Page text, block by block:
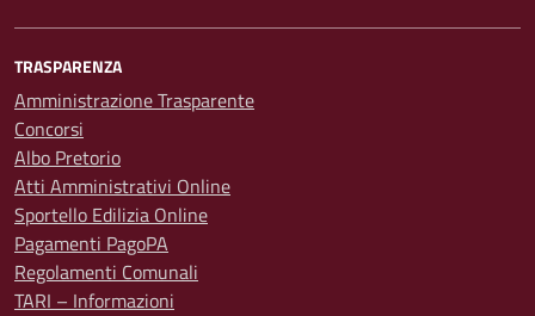
TRASPARENZA
Amministrazione Trasparente
Concorsi
Albo Pretorio
Atti Amministrativi Online
Sportello Edilizia Online
Pagamenti PagoPA
Regolamenti Comunali
TARI – Informazioni